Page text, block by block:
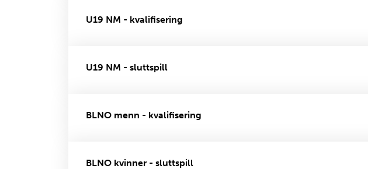
U19 NM - kvalifisering
U19 NM - sluttspill
BLNO menn - kvalifisering
BLNO kvinner - sluttspill